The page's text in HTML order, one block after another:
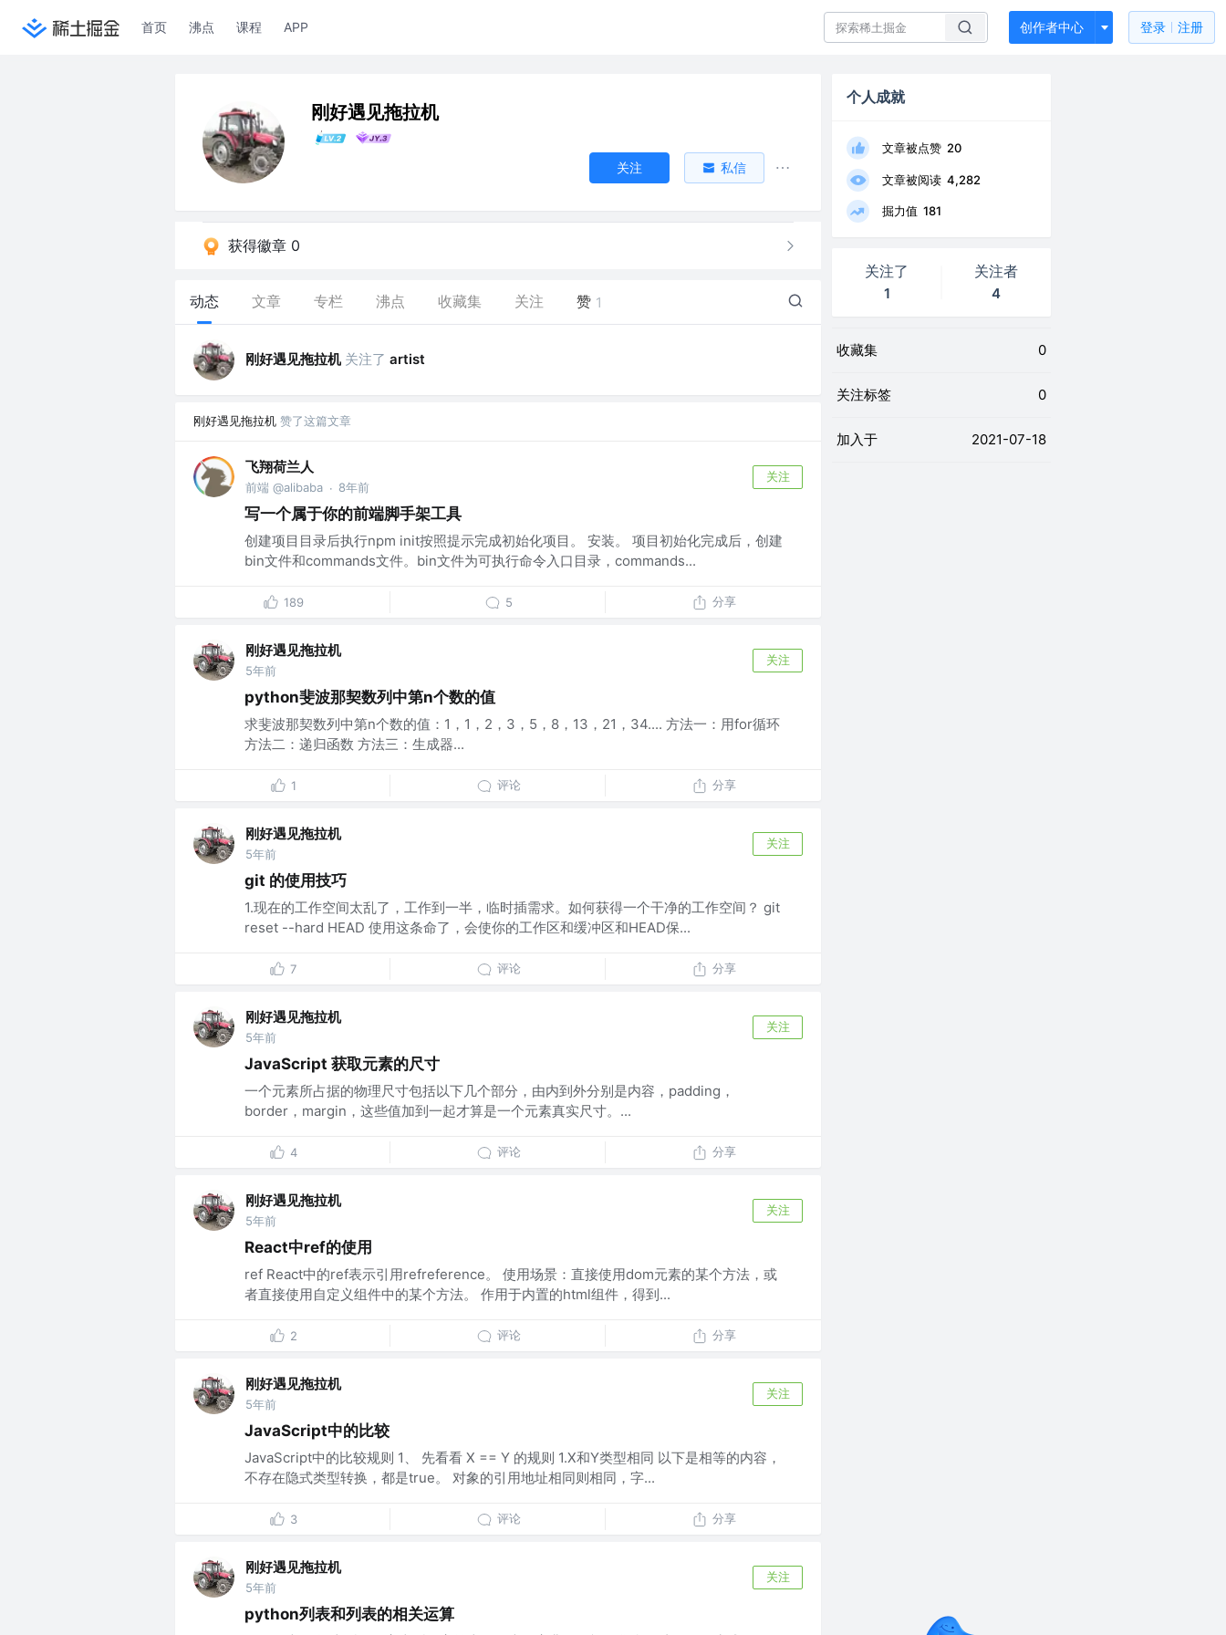
首页 沸点 课程 APP 创作者中心 登录 注册
刚好遇见拖拉机
关注 私信
获得徽章 0
动态 文章 专栏 沸点 收藏集 关注 赞 1
刚好遇见拖拉机 关注了 artist
刚好遇见拖拉机 赞了这篇文章
飞翔荷兰人
前端 @alibaba · 8年前
关注
写一个属于你的前端脚手架工具
创建项目目录后执行npm init按照提示完成初始化项目。 安装。 项目初始化完成后，创建
bin文件和commands文件。bin文件为可执行命令入口目录，commands...
189 5 分享
刚好遇见拖拉机
5年前
关注
python斐波那契数列中第n个数的值
求斐波那契数列中第n个数的值：1，1，2，3，5，8，13，21，34.... 方法一：用for循环
方法二：递归函数 方法三：生成器...
1 评论 分享
刚好遇见拖拉机
5年前
关注
git 的使用技巧
1.现在的工作空间太乱了，工作到一半，临时插需求。如何获得一个干净的工作空间？ git
reset --hard HEAD 使用这条命了，会使你的工作区和缓冲区和HEAD保...
7 评论 分享
刚好遇见拖拉机
5年前
关注
JavaScript 获取元素的尺寸
一个元素所占据的物理尺寸包括以下几个部分，由内到外分别是内容，padding，
border，margin，这些值加到一起才算是一个元素真实尺寸。...
4 评论 分享
刚好遇见拖拉机
5年前
关注
React中ref的使用
ref React中的ref表示引用refreference。 使用场景：直接使用dom元素的某个方法，或
者直接使用自定义组件中的某个方法。 作用于内置的html组件，得到...
2 评论 分享
刚好遇见拖拉机
5年前
关注
JavaScript中的比较
JavaScript中的比较规则 1、 先看看 X == Y 的规则 1.X和Y类型相同 以下是相等的内容，
不存在隐式类型转换，都是true。 对象的引用地址相同则相同，字...
3 评论 分享
刚好遇见拖拉机
5年前
关注
python列表和列表的相关运算
个人成就
文章被点赞 20
文章被阅读 4,282
掘力值 181
关注了
1
关注者
4
收藏集 0
关注标签 0
加入于 2021-07-18